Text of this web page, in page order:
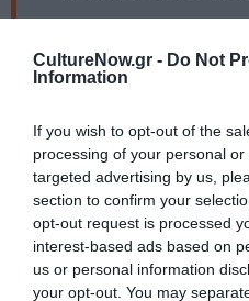
CultureNow.gr - Do Not
Information
If you wish to opt-out of the
processing of your personal
targeted advertising by us,
section to confirm your
opt-out request is processed
interest-based ads based on
us or personal information
your opt-out. You may
Eισιτήρια:
Γενική είσοδος 14
Πληροφορίες /
Τηλ.: 210 8822551
Ακολουθήστε το